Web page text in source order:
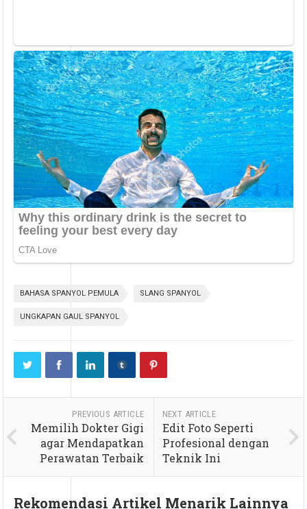
BAHASA SPANYOL PEMULA SLANG SPANYOL
UNGKAPAN GAUL SPANYOL
PREVIOUS ARTICLE
Memilih Dokter Gigi
agar Mendapatkan
Perawatan Terbaik
NEXT ARTICLE
Edit Foto Seperti
Profesional dengan
Teknik Ini
Rekomendasi Artikel Menarik Lainnya